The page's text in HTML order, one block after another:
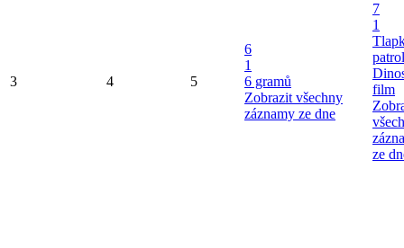
3 4 5
6
1
6 gramů
Zobrazit všechny
záznamy ze dne
7
1
film
ze